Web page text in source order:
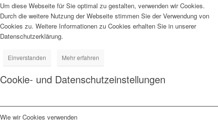
Um diese Webseite für Sie optimal zu gestalten, verwenden wir Cookies.
Durch die weitere Nutzung der Webseite stimmen Sie der Verwendung von
Cookies zu. Weitere Informationen zu Cookies erhalten Sie in unserer
Datenschutzerklärung.
Einverstanden Mehr erfahren
Cookie- und Datenschutzeinstellungen
Wie wir Cookies verwenden